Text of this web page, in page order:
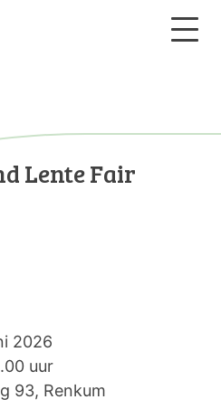
Lente Fair
2026
uur
93, Renkum